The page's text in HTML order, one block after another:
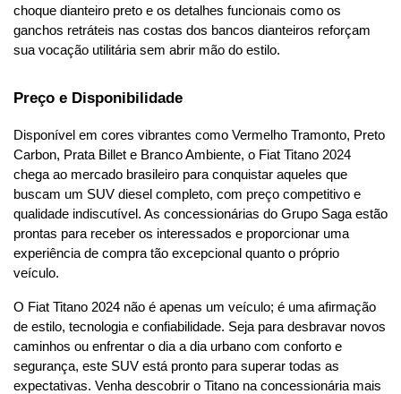
choque dianteiro preto e os detalhes funcionais como os
ganchos retráteis nas costas dos bancos dianteiros reforçam
sua vocação utilitária sem abrir mão do estilo.
Preço e Disponibilidade
Disponível em cores vibrantes como Vermelho Tramonto, Preto
Carbon, Prata Billet e Branco Ambiente, o Fiat Titano 2024
chega ao mercado brasileiro para conquistar aqueles que
buscam um SUV diesel completo, com preço competitivo e
qualidade indiscutível. As concessionárias do Grupo Saga estão
prontas para receber os interessados e proporcionar uma
experiência de compra tão excepcional quanto o próprio
veículo.
O Fiat Titano 2024 não é apenas um veículo; é uma afirmação
de estilo, tecnologia e confiabilidade. Seja para desbravar novos
caminhos ou enfrentar o dia a dia urbano com conforto e
segurança, este SUV está pronto para superar todas as
expectativas. Venha descobrir o Titano na concessionária mais